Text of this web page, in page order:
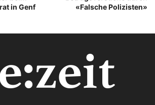
in Genf
«Falsche Polizisten»